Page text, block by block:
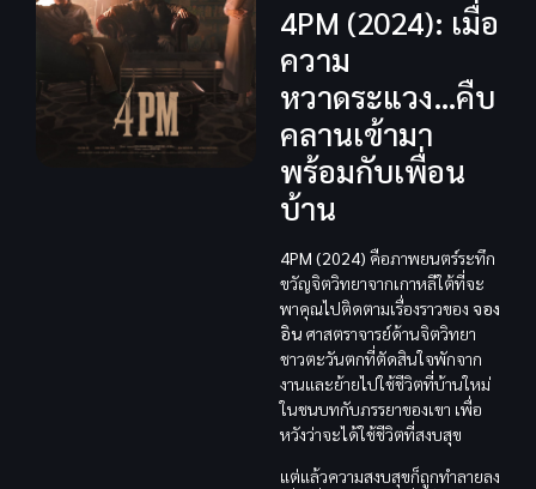
4PM (2024): เมื่อ
ความ
หวาดระแวง…คืบ
คลานเข้ามา
พร้อมกับเพื่อน
บ้าน
4PM (2024) คือภาพยนตร์ระทึก
ขวัญจิตวิทยาจากเกาหลีใต้ที่จะ
พาคุณไปติดตามเรื่องราวของ จอง
อิน ศาสตราจารย์ด้านจิตวิทยา
ชาวตะวันตกที่ตัดสินใจพักจาก
งานและย้ายไปใช้ชีวิตที่บ้านใหม่
ในชนบทกับภรรยาของเขา เพื่อ
หวังว่าจะได้ใช้ชีวิตที่สงบสุข
แต่แล้วความสงบสุขก็ถูกทำลายลง